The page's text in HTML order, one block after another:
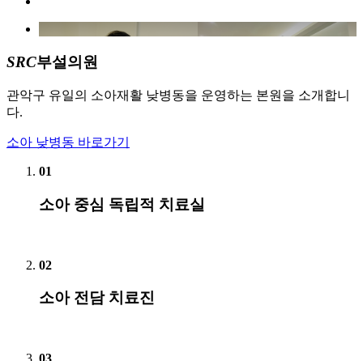
SRC부설의원
관악구 유일의 소아재활 낮병동을 운영하는 본원을 소개합니
다.
소아 낮병동 바로가기
01
소아 중심 독립적 치료실
02
소아 전담 치료진